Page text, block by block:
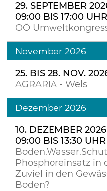
29. SEPTEMBER
09:00 BIS 17:00 UHR
OÖ
November 2026
25. BIS 28. NOV.
AGRARIA - Wels
Dezember 2026
10. DEZEMBER 2026
09:00 BIS 13:30 UHR
Phosphoreinsatz in
Zuviel in den
Boden?